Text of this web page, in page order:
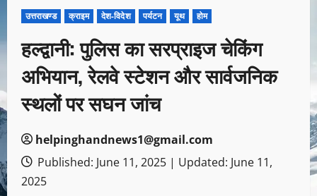
उत्तराखण्ड क्राइम देश-विदेश पर्यटन यूथ होम
हल्द्वानी: पुलिस का सरप्राइज चेकिंग
अभियान, रेलवे स्टेशन और सार्वजनिक
स्थलों पर सघन जांच
helpinghandnews1@gmail.com
Published: June 11, 2025 | Updated: June 11,
2025